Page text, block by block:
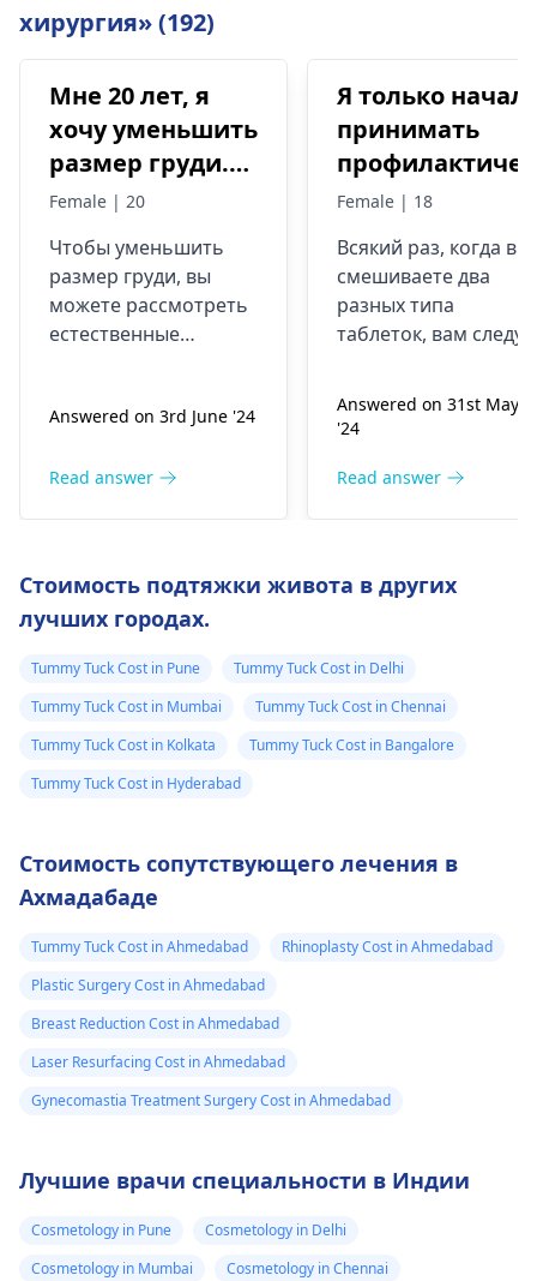
хирургия» (192)
Мне 20 лет, я
хочу уменьшить
размер груди.
Как мне
уменьшить
размер груди,
пожалуйста,
помогите мне и
таблетки.
Female | 20
Чтобы уменьшить
размер груди, вы
можете рассмотреть
естественные
физические
здоровое питание.
Лучше всего
проконсультироваться
может рассказать
вам о таких
вариантах, как
уменьшению груди.
специалиста,
который обсудит
лучшее решение для
вас.
Answered on 3rd June '24
Read answer
Я только начал
принимать
таблетки
(таблетки
мордетт) и хочу
начать
принимать
для похудения),
все будет в
порядке?
Female | 18
Всякий раз, когда вы
смешиваете два
разных типа
таблеток, вам
осторожность.
Mordette следует
защиты, а Slimz Cut
совместное
При смешивании
таблеток без ведома
могут возникнуть
Перед приемом
рекомендуется
Answered on 31st May
'24
Read answer
Стоимость подтяжки живота в других
лучших городах.
Tummy Tuck Cost in Pune
Tummy Tuck Cost in Delhi
Tummy Tuck Cost in Mumbai
Tummy Tuck Cost in Chennai
Tummy Tuck Cost in Kolkata
Tummy Tuck Cost in Bangalore
Tummy Tuck Cost in Hyderabad
Стоимость сопутствующего лечения в
Ахмадабаде
Tummy Tuck Cost in Ahmedabad
Rhinoplasty Cost in Ahmedabad
Plastic Surgery Cost in Ahmedabad
Breast Reduction Cost in Ahmedabad
Laser Resurfacing Cost in Ahmedabad
Gynecomastia Treatment Surgery Cost in Ahmedabad
Лучшие врачи специальности в Индии
Cosmetology in Pune
Cosmetology in Delhi
Cosmetology in Mumbai
Cosmetology in Chennai